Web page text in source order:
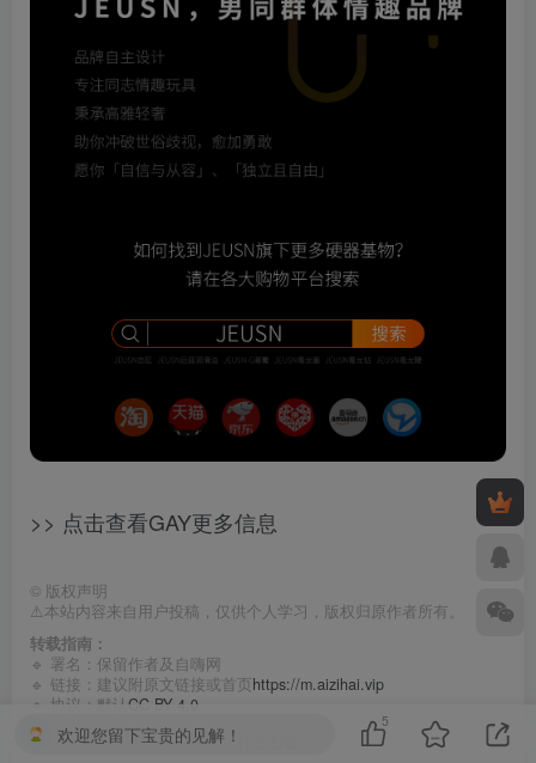
>> 点击查看GAY更多信息
© 版权声明
⚠️本站内容来自用户投稿，仅供个人学习，版权归原作者所有。
转载指南：
🔹 署名：保留作者及 自嗨网
🔹 链接：建议附原文链接或首页https://m.aizihai.vip
🔹 协议：默认 CC BY 4.0
欢迎您留下宝贵的见解！
5